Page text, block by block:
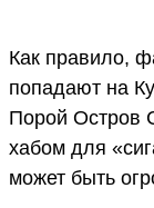
Как правило,
попадают на
Порой Остров
хабом для
может быть